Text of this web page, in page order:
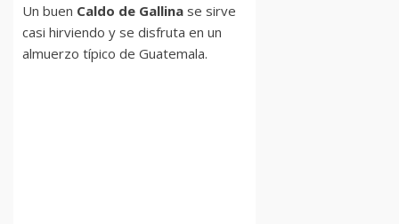
Un buen Caldo de Gallina se sirve
casi hirviendo y se disfruta en un
almuerzo típico de Guatemala.